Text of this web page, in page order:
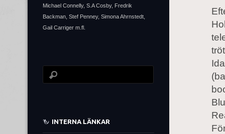
Michael Connelly, S.A Cosby, Fredrik
Backman, Stef Penney, Simona Ahrnstedt,
Gail Carriger m.fl.
INTERNA LÄNKAR